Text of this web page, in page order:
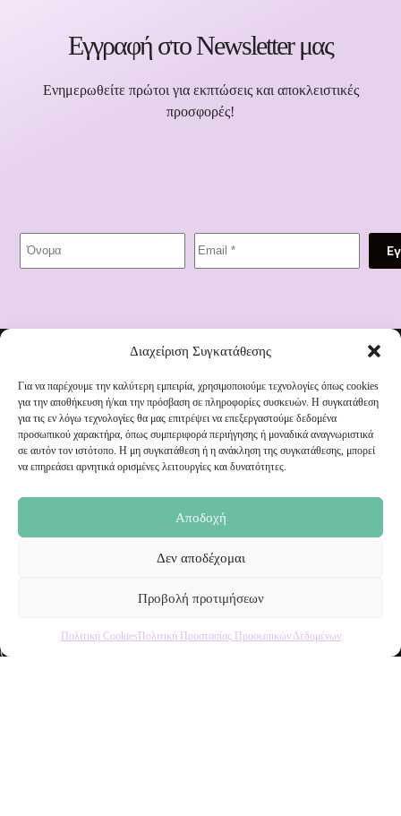
Διαχείριση Συγκατάθεσης
Για να παρέχουμε την καλύτερη εμπειρία, χρησιμοποιούμε τεχνολογίες όπως cookies
για την αποθήκευση ή/και την πρόσβαση σε πληροφορίες συσκευών. Η συγκατάθεση
για τις εν λόγω τεχνολογίες θα μας επιτρέψει να επεξεργαστούμε δεδομένα
προσωπικού χαρακτήρα, όπως συμπεριφορά περιήγησης ή μοναδικά αναγνωριστικά
σε αυτόν τον ιστότοπο. Η μη συγκατάθεση ή η ανάκληση της συγκατάθεσης, μπορεί
να επηρεάσει αρνητικά ορισμένες λειτουργίες και δυνατότητες.
Αποδοχή
Δεν αποδέχομαι
Προβολή προτιμήσεων
Πολιτική Cookies Πολιτική Προστασίας Προσωπικών Δεδομένων
Εγγραφή στο Newsletter μας
Ενημερωθείτε πρώτοι για εκπτώσεις και αποκλειστικές
προσφορές!
1821 91, Ηράκλειο 712 01
2810 335 011
Email:
sales@malenashop.gr
Πολιτική Προστασίας Προσωπικών Δεδομένων
Τρόποι Πληρωμής
Ο Λογαριασμός μου